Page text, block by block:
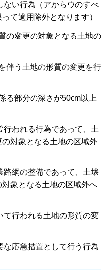
い行為（アからウのすべ
て適用除外となります）
の変更の対象となる土地の
伴う土地の形質の変更を行
る部分の深さが50cm以上
われる行為であって、土
対象となる土地の区域外
網の整備であって、土壌
象となる土地の区域外へ
行われる土地の形質の変
応急措置として行う行為